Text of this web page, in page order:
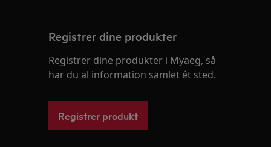
Registrer dine produkter
Registrer dine produkter i Myaeg, så
har du al information samlet ét sted.
Registrer produkt